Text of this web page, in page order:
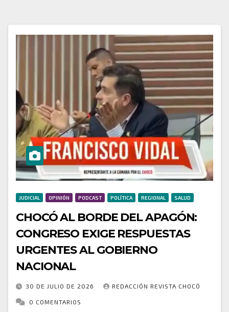
JUDICIAL OPINIÓN PODCAST POLÍTICA REGIONAL SALUD
CHOCÓ AL BORDE DEL APAGÓN:
CONGRESO EXIGE RESPUESTAS
URGENTES AL GOBIERNO
NACIONAL
30 DE JULIO DE 2026 REDACCIÓN REVISTA CHOCÓ
0 COMENTARIOS